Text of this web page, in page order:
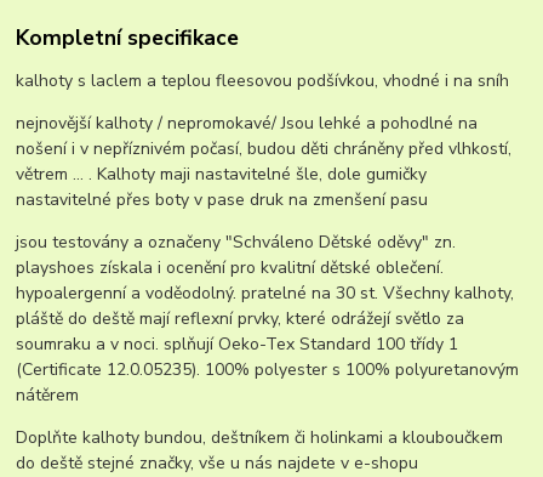
Kompletní specifikace
kalhoty s laclem a teplou fleesovou podšívkou, vhodné i na sníh
nejnovější kalhoty / nepromokavé/ Jsou lehké a pohodlné na
nošení i v nepříznivém počasí, budou děti chráněny před vlhkostí,
větrem ... . Kalhoty maji nastavitelné šle, dole gumičky
nastavitelné přes boty v pase druk na zmenšení pasu
jsou testovány a označeny "Schváleno Dětské oděvy" zn.
playshoes získala i ocenění pro kvalitní dětské oblečení.
hypoalergenní a voděodolný. pratelné na 30 st. Všechny kalhoty,
pláště do deště mají reflexní prvky, které odrážejí světlo za
soumraku a v noci. splňují Oeko-Tex Standard 100 třídy 1
(Certificate 12.0.05235). 100% polyester s 100% polyuretanovým
nátěrem
Doplňte kalhoty bundou, deštníkem či holinkami a klouboučkem
do deště stejné značky, vše u nás najdete v e-shopu